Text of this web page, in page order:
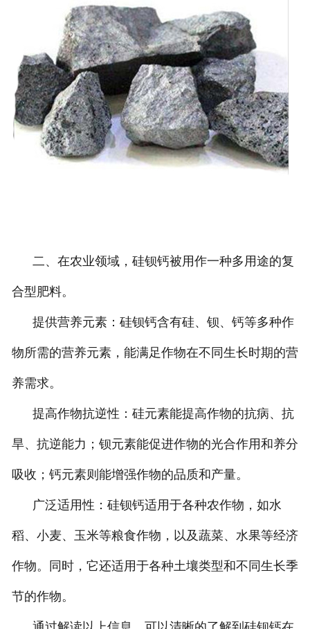
二、在农业领域，硅钡钙被用作一种多用途的复
合型肥料。
提供营养元素：硅钡钙含有硅、钡、钙等多种作
物所需的营养元素，能满足作物在不同生长时期的营
养需求。
提高作物抗逆性：硅元素能提高作物的抗病、抗
旱、抗逆能力；钡元素能促进作物的光合作用和养分
吸收；钙元素则能增强作物的品质和产量。
广泛适用性：硅钡钙适用于各种农作物，如水
稻、小麦、玉米等粮食作物，以及蔬菜、水果等经济
作物。同时，它还适用于各种土壤类型和不同生长季
节的作物。